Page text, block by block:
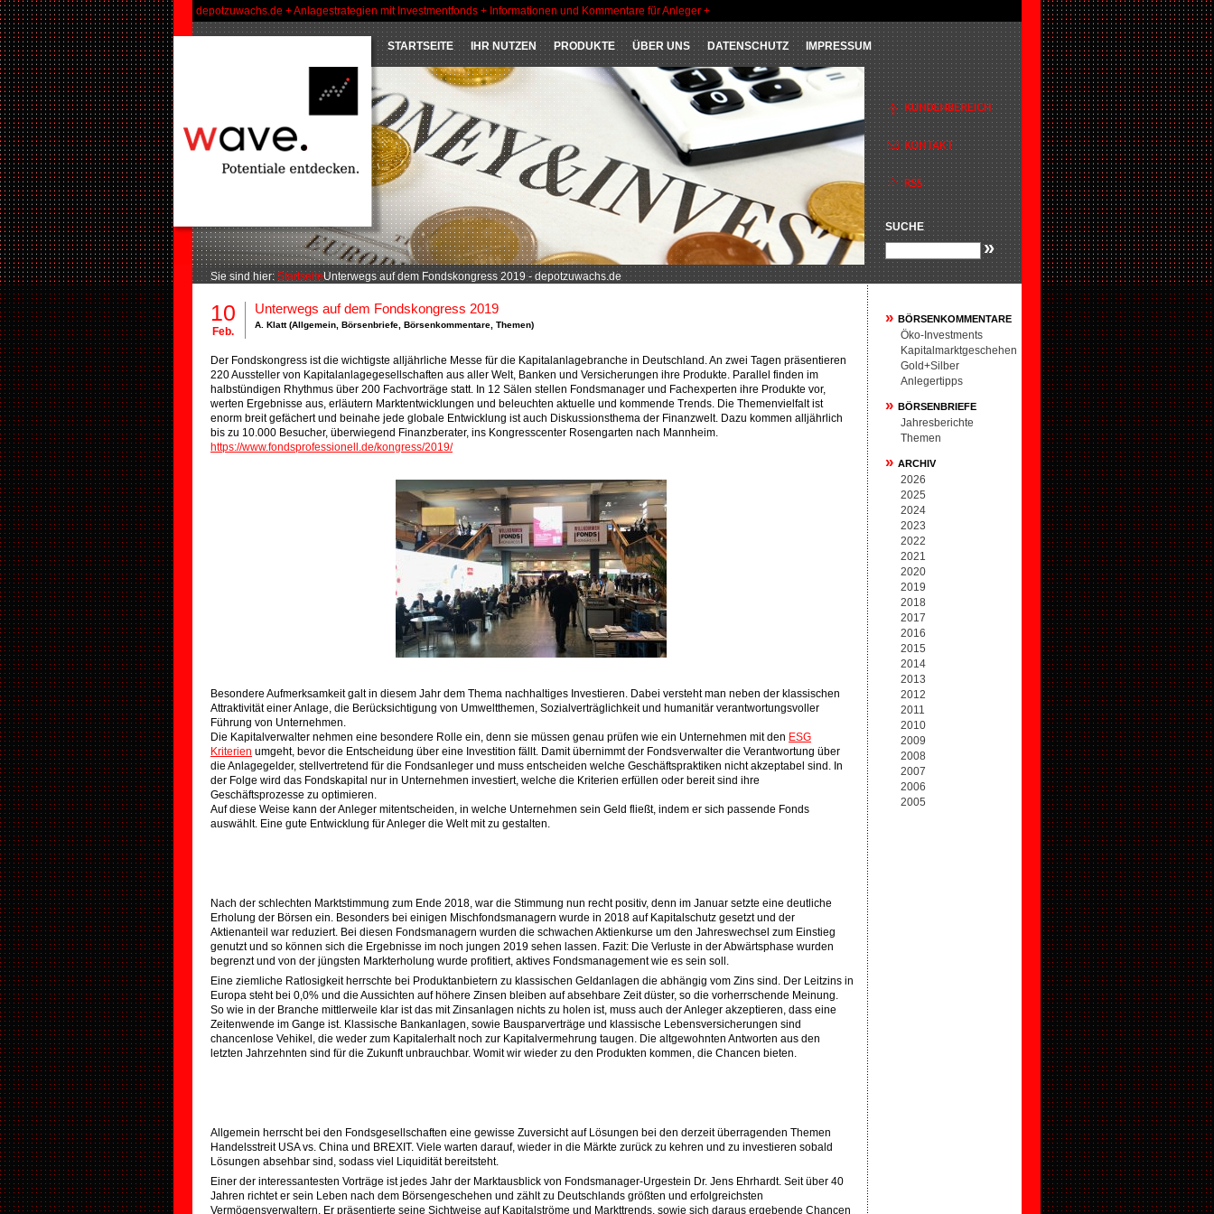
depotzuwachs.de + Anlagestrategien mit Investmentfonds + Informationen und Kommentare für Anleger +
STARTSEITE IHR NUTZEN PRODUKTE ÜBER UNS DATENSCHUTZ IMPRESSUM
SUCHE
»
Sie sind hier: StartseiteUnterwegs auf dem Fondskongress 2019 - depotzuwachs.de
10
Feb.
Unterwegs auf dem Fondskongress 2019
A. Klatt (Allgemein Börsenbriefe Börsenkommentare Themen)
Der Fondskongress ist die wichtigste alljährliche Messe für die Kapitalanlagebranche in Deutschland. An zwei Tagen präsentieren
220 Aussteller von Kapitalanlagegesellschaften aus aller Welt, Banken und Versicherungen ihre Produkte. Parallel finden im
halbstündigen Rhythmus über 200 Fachvorträge statt. In 12 Sälen stellen Fondsmanager und Fachexperten ihre Produkte vor,
werten Ergebnisse aus, erläutern Marktentwicklungen und beleuchten aktuelle und kommende Trends. Die Themenvielfalt ist
enorm breit gefächert und beinahe jede globale Entwicklung ist auch Diskussionsthema der Finanzwelt. Dazu kommen alljährlich
bis zu 10.000 Besucher, überwiegend Finanzberater, ins Kongresscenter Rosengarten nach Mannheim.
https://www.fondsprofessionell.de/kongress/2019/
.
Besondere Aufmerksamkeit galt in diesem Jahr dem Thema nachhaltiges Investieren. Dabei versteht man neben der klassischen
Attraktivität einer Anlage, die Berücksichtigung von Umweltthemen, Sozialverträglichkeit und humanitär verantwortungsvoller
Führung von Unternehmen.
Die Kapitalverwalter nehmen eine besondere Rolle ein, denn sie müssen genau prüfen wie ein Unternehmen mit den ESG
Kriterien umgeht, bevor die Entscheidung über eine Investition fällt. Damit übernimmt der Fondsverwalter die Verantwortung über
die Anlagegelder, stellvertretend für die Fondsanleger und muss entscheiden welche Geschäftspraktiken nicht akzeptabel sind. In
der Folge wird das Fondskapital nur in Unternehmen investiert, welche die Kriterien erfüllen oder bereit sind ihre
Geschäftsprozesse zu optimieren.
Auf diese Weise kann der Anleger mitentscheiden, in welche Unternehmen sein Geld fließt, indem er sich passende Fonds
auswählt. Eine gute Entwicklung für Anleger die Welt mit zu gestalten.
Nach der schlechten Marktstimmung zum Ende 2018, war die Stimmung nun recht positiv, denn im Januar setzte eine deutliche
Erholung der Börsen ein. Besonders bei einigen Mischfondsmanagern wurde in 2018 auf Kapitalschutz gesetzt und der
Aktienanteil war reduziert. Bei diesen Fondsmanagern wurden die schwachen Aktienkurse um den Jahreswechsel zum Einstieg
genutzt und so können sich die Ergebnisse im noch jungen 2019 sehen lassen. Fazit: Die Verluste in der Abwärtsphase wurden
begrenzt und von der jüngsten Markterholung wurde profitiert, aktives Fondsmanagement wie es sein soll.
Eine ziemliche Ratlosigkeit herrschte bei Produktanbietern zu klassischen Geldanlagen die abhängig vom Zins sind. Der Leitzins in
Europa steht bei 0,0% und die Aussichten auf höhere Zinsen bleiben auf absehbare Zeit düster, so die vorherrschende Meinung.
So wie in der Branche mittlerweile klar ist das mit Zinsanlagen nichts zu holen ist, muss auch der Anleger akzeptieren, dass eine
Zeitenwende im Gange ist. Klassische Bankanlagen, sowie Bausparverträge und klassische Lebensversicherungen sind
chancenlose Vehikel, die weder zum Kapitalerhalt noch zur Kapitalvermehrung taugen. Die altgewohnten Antworten aus den
letzten Jahrzehnten sind für die Zukunft unbrauchbar. Womit wir wieder zu den Produkten kommen, die Chancen bieten.
Allgemein herrscht bei den Fondsgesellschaften eine gewisse Zuversicht auf Lösungen bei den derzeit überragenden Themen
Handelsstreit USA vs. China und BREXIT. Viele warten darauf, wieder in die Märkte zurück zu kehren und zu investieren sobald
Lösungen absehbar sind, sodass viel Liquidität bereitsteht.
Einer der interessantesten Vorträge ist jedes Jahr der Marktausblick von Fondsmanager-Urgestein Dr. Jens Ehrhardt. Seit über 40
Jahren richtet er sein Leben nach dem Börsengeschehen und zählt zu Deutschlands größten und erfolgreichsten
Vermögensverwaltern. Er präsentierte seine Sichtweise auf Kapitalströme und Markttrends, sowie sich daraus ergebende Chancen
» BÖRSENKOMMENTARE
Öko-Investments
Kapitalmarktgeschehen
Gold+Silber
Anlegertipps
» BÖRSENBRIEFE
Jahresberichte
Themen
» ARCHIV
2026
2025
2024
2023
2022
2021
2020
2019
2018
2017
2016
2015
2014
2013
2012
2011
2010
2009
2008
2007
2006
2005